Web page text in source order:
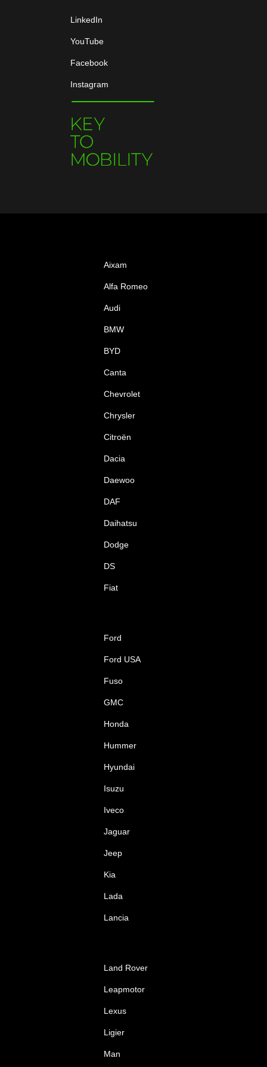
LinkedIn
YouTube
Facebook
Instagram
Aixam
Alfa Romeo
Audi
BMW
BYD
Canta
Chevrolet
Chrysler
Citroën
Dacia
Daewoo
DAF
Daihatsu
Dodge
DS
Fiat
Ford
Ford USA
Fuso
GMC
Honda
Hummer
Hyundai
Isuzu
Iveco
Jaguar
Jeep
Kia
Lada
Lancia
Land Rover
Leapmotor
Lexus
Ligier
Man